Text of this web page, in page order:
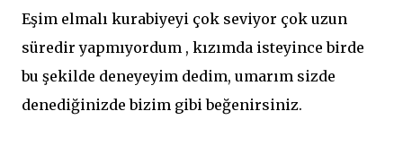
Eşim elmalı kurabiyeyi çok seviyor çok uzun
süredir yapmıyordum , kızımda isteyince birde
bu şekilde deneyeyim dedim, umarım sizde
denediğinizde bizim gibi beğenirsiniz.